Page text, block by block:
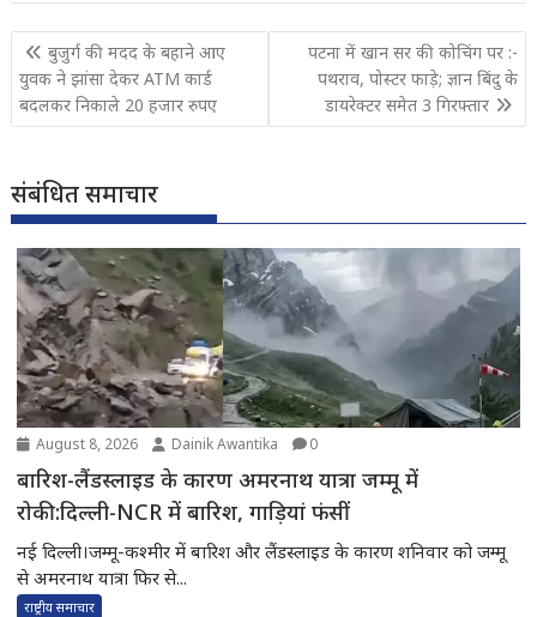
Post
navigation
बुजुर्ग की मदद के बहाने आए
युवक ने झांसा देकर ATM कार्ड
बदलकर निकाले 20 हजार रुपए
पटना में खान सर की कोचिंग पर :-
पथराव, पोस्टर फाड़े; ज्ञान बिंदु के
डायरेक्टर समेत 3 गिरफ्तार
संबंधित समाचार
August 8, 2026 Dainik Awantika 0
बारिश-लैंडस्लाइड के कारण अमरनाथ यात्रा जम्मू में
रोकी:दिल्ली-NCR में बारिश, गाड़ियां फंसीं
नई दिल्ली।जम्मू-कश्मीर में बारिश और लैंडस्लाइड के कारण शनिवार को जम्मू
से अमरनाथ यात्रा फिर से...
राष्ट्रीय समाचार